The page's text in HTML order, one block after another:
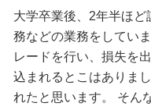
大学卒業後、2年半ほ
務などの業務をしてい
レードを行い、損失を
込まれるとこはありま
れたと思います。 そん